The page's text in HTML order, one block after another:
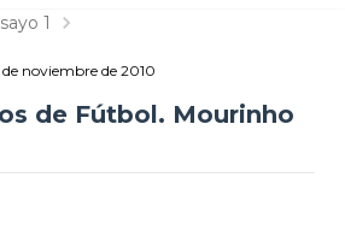
1
de noviembre de 2010
de Fútbol. Mourinho